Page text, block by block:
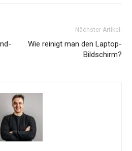
Nächster Artikel:
Wie reinigt man den Laptop-
Bildschirm?